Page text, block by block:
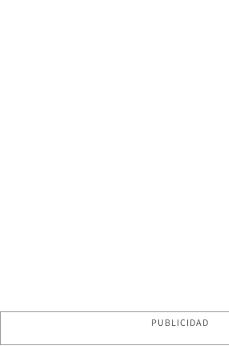
PUBLICIDAD